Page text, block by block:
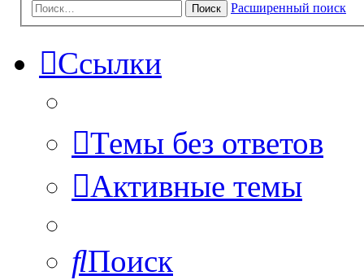
Поиск Расширенный поиск
Ссылки
Темы без ответов
Активные темы
Поиск